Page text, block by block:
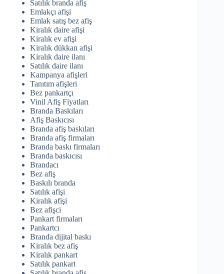
Satılık branda afiş
Emlakçı afişi
Emlak satış bez afiş
Kiralık daire afişi
Kiralık ev afişi
Kiralık dükkan afişi
Kiralık daire ilanı
Satılık daire ilanı
Kampanya afişleri
Tanıtım afişleri
Bez pankartçı
Vinil Afiş Fiyatları
Branda Baskıları
Afiş Baskıcısı
Branda afiş baskıları
Branda afiş firmaları
Branda baskı firmaları
Branda baskıcısı
Brandacı
Bez afiş
Baskılı branda
Satılık afişi
Kiralık afişi
Bez afişci
Pankart firmaları
Pankartcı
Branda dijital baskı
Kiralık bez afiş
Kiralık pankart
Satılık pankart